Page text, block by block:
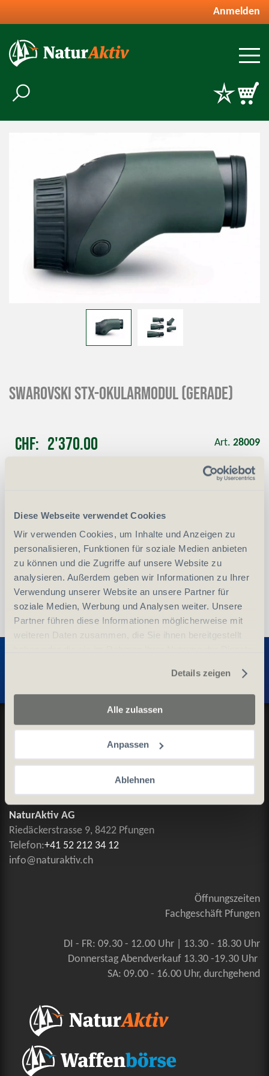
Diese Webseite verwendet Cookies
Wir verwenden Cookies, um Inhalte und Anzeigen zu
personalisieren, Funktionen für soziale Medien anbieten
zu können und die Zugriffe auf unsere Website zu
analysieren. Außerdem geben wir Informationen zu Ihrer
Verwendung unserer Website an unsere Partner für
soziale Medien, Werbung und Analysen weiter. Unsere
Partner führen diese Informationen möglicherweise mit
weiteren Daten zusammen, die Sie ihnen bereitgestellt
Details zeigen
Alle zulassen
Anpassen
Ablehnen
Anmelden
SWAROVSKI STX-Okularmodul (gerade)
CHF 2'370.00 Art. 28009
vergleichen In den Warenkorb
Datenschutz und Cookie-Richtlinien
Allgemeine Geschäftsbedingungen
Kontaktieren Sie uns
NaturAktiv AG
Riedäckerstrasse 9, 8422 Pfungen
Telefon:+41 52 212 34 12
info@naturaktiv.ch
Öffnungszeiten
Fachgeschäft Pfungen
DI - FR: 09.30 - 12.00 Uhr | 13.30 - 18.30 Uhr
Donnerstag Abendverkauf 13.30 -19.30 Uhr
SA: 09.00 - 16.00 Uhr, durchgehend